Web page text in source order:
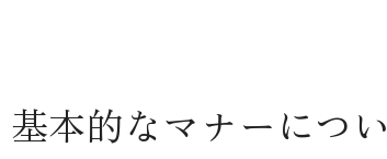
本的なマナーについ